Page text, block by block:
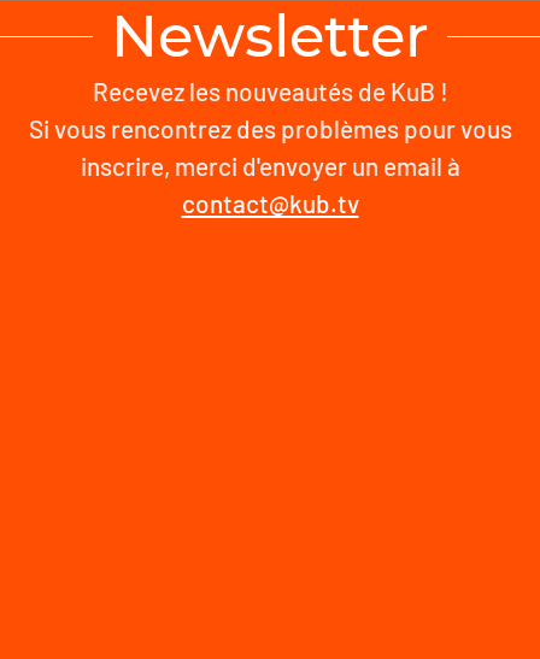
Newsletter
Recevez les nouveautés de KuB !
Si vous rencontrez des problèmes pour vous
inscrire, merci d'envoyer un email à
contact@kub.tv